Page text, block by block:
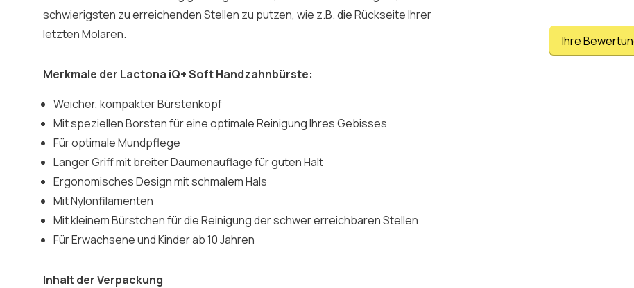
schwierigsten zu erreichenden Stellen zu putzen, wie z.B. die Rückseite Ihrer
letzten Molaren.
Merkmale der Lactona iQ+ Soft Handzahnbürste:
Weicher, kompakter Bürstenkopf
Mit speziellen Borsten für eine optimale Reinigung Ihres Gebisses
Für optimale Mundpflege
Langer Griff mit breiter Daumenauflage für guten Halt
Ergonomisches Design mit schmalem Hals
Mit Nylonfilamenten
Mit kleinem Bürstchen für die Reinigung der schwer erreichbaren Stellen
Für Erwachsene und Kinder ab 10 Jahren
Inhalt der Verpackung
Ihre